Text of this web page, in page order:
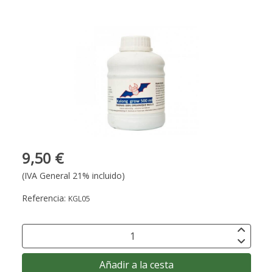
9,50 €
(IVA General 21% incluido)
Referencia: KGL05
Añadir a la cesta